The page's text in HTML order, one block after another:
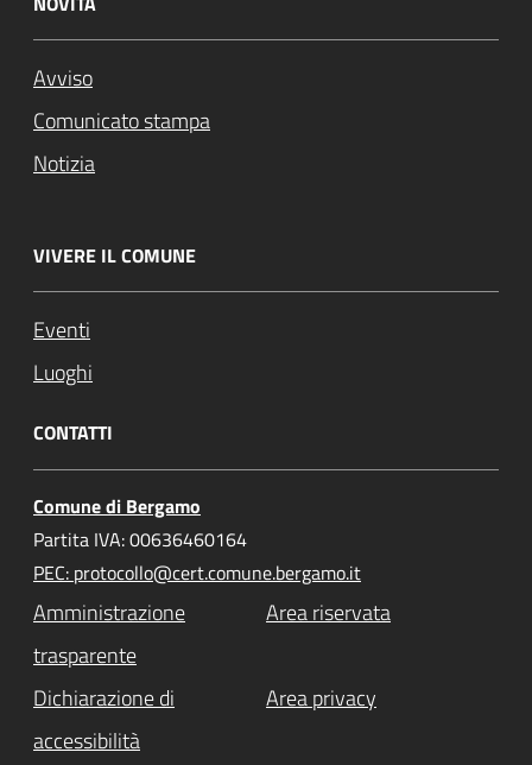
Avviso
Comunicato stampa
Notizia
VIVERE IL COMUNE
Eventi
Luoghi
CONTATTI
Comune di Bergamo
Partita IVA: 00636460164
PEC: protocollo@cert.comune.bergamo.it
Amministrazione
trasparente
Area riservata
Dichiarazione di
accessibilità
Area privacy